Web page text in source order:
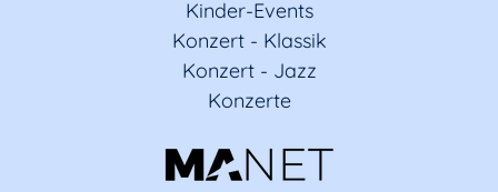
Kinder-Events
Konzert - Klassik
Konzert - Jazz
Konzerte